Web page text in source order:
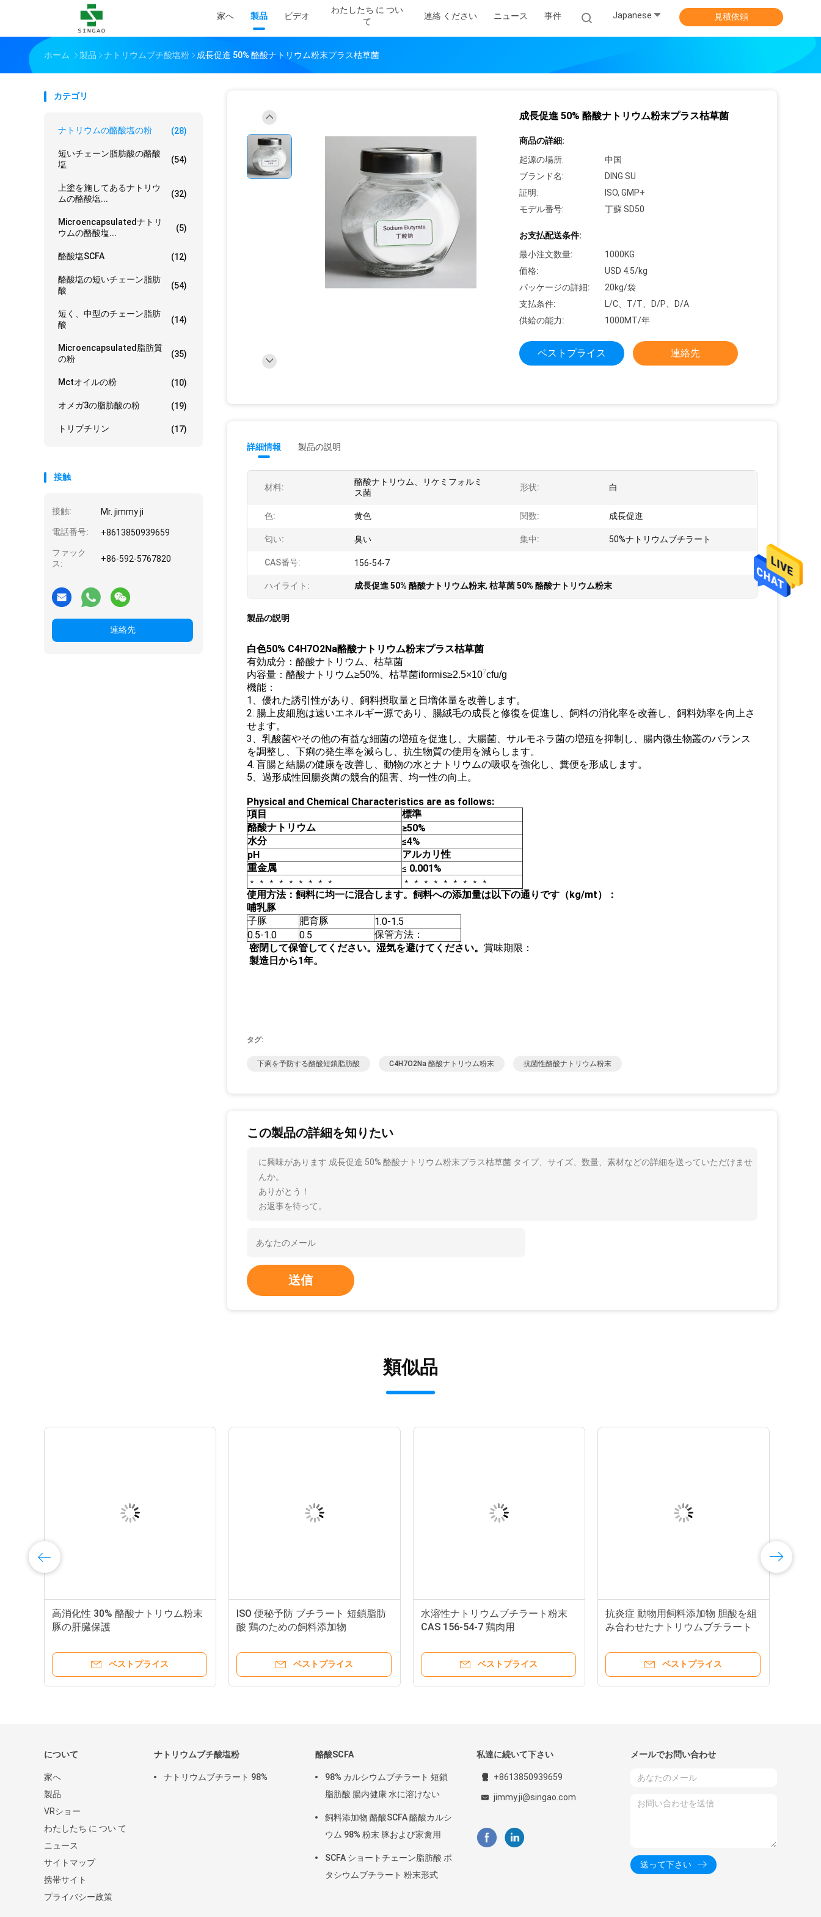
家へ 製品 ビデオ
わたしたち に つい
て
連絡 ください ニュース 事件 Japanese 見積依頼
ホーム 製品 ナトリウムブチ酸塩粉 成長促進 50% 酪酸ナトリウム粉末プラス枯草菌
カテゴリ
ナトリウムの酪酸塩の粉 (28)
短いチェーン脂肪酸の酪酸
塩
(54)
上塗を施してあるナトリウ
ムの酪酸塩...
(32)
Microencapsulatedナトリ
ウムの酪酸塩...
(5)
酪酸塩SCFA (12)
酪酸塩の短いチェーン脂肪
酸
(54)
短く、中型のチェーン脂肪
酸
(14)
Microencapsulated脂肪質
の粉
(35)
Mctオイルの粉 (10)
オメガ3の脂肪酸の粉 (19)
トリブチリン (17)
接触
接触: Mr. jimmy ji
電話番号: +8613850939659
ファック
ス:
+86-592-5767820
連絡先
成長促進 50% 酪酸ナトリウム粉末プラス枯草菌
商品の詳細:
起源の場所:
中国
ブランド名:
DING SU
証明:
ISO, GMP+
モデル番号:
丁蘇 SD50
お支払配送条件:
最小注文数量:
1000KG
価格:
USD 4.5/kg
パッケージの詳細:
20kg/袋
支払条件:
L/C、T/T、D/P、D/A
供給の能力:
1000MT/年
ベストプライス 連絡先
詳細情報 製品の説明
材料:
酪酸ナトリウム、リケミフォルミ
ス菌
形状: 白
色: 黄色 関数: 成長促進
匂い: 臭い 集中: 50%ナトリウムブチラート
CAS番号: 156-54-7
ハイライト: 成長促進 50% 酪酸ナトリウム粉末, 枯草菌 50% 酪酸ナトリウム粉末
製品の説明
白色50% C4H7O2Na酪酸ナトリウム粉末プラス枯草菌
有効成分：酪酸ナトリウム、枯草菌
内容量：酪酸ナトリウム≥50%、枯草菌iformis≥2.5×107cfu/g
機能：
1、優れた誘引性があり、飼料摂取量と日増体量を改善します。
2. 腸上皮細胞は速いエネルギー源であり、腸絨毛の成長と修復を促進し、飼料の消化率を改善し、飼料効率を向上さ
せます。
3、乳酸菌やその他の有益な細菌の増殖を促進し、大腸菌、サルモネラ菌の増殖を抑制し、腸内微生物叢のバランス
を調整し、下痢の発生率を減らし、抗生物質の使用を減らします。
4. 盲腸と結腸の健康を改善し、動物の水とナトリウムの吸収を強化し、糞便を形成します。
5、過形成性回腸炎菌の競合的阻害、均一性の向上。
Physical and Chemical Characteristics are as follows:
項目
標準
酪酸ナトリウム
≥50%
水分
≤4%
pH
アルカリ性
重金属
≤ 0.001%
﹡﹡﹡﹡﹡﹡﹡﹡﹡
﹡﹡﹡﹡﹡﹡﹡﹡﹡
使用方法：飼料に均一に混合します。飼料への添加量は以下の通りです（kg/mt）：
哺乳豚
子豚
肥育豚
1.0-1.5
0.5-1.0
0.5
保管方法：
密閉して保管してください。湿気を避けてください。 賞味期限：
製造日から1年。
タグ:
下痢を予防する酪酸短鎖脂肪酸 C4H7O2Na 酪酸ナトリウム粉末 抗菌性酪酸ナトリウム粉末
この製品の詳細を知りたい
に興味があります 成長促進 50% 酪酸ナトリウム粉末プラス枯草菌 タイプ、サイズ、数量、素材などの詳細を送っていただけませ
んか。
ありがとう！
お返事を待って。
送信
類似品
高消化性 30% 酪酸ナトリウム粉末
豚の肝臓保護
ベストプライス
ISO 便秘予防 ブチラート 短鎖脂肪
酸 鶏のための飼料添加物
ベストプライス
水溶性ナトリウムブチラート粉末
CAS 156-54-7 鶏肉用
ベストプライス
抗炎症 動物用飼料添加物 胆酸を組
み合わせたナトリウムブチラート
ベストプライス
について
家へ
製品
VRショー
わたしたち に つい て
ニュース
サイトマップ
携帯サイト
プライバシー政策
ナトリウムブチ酸塩粉
ナトリウムブチラート 98%
酪酸SCFA
98% カルシウムブチラート 短鎖
脂肪酸 腸内健康 水に溶けない
飼料添加物 酪酸SCFA 酪酸カルシ
ウム 98% 粉末 豚および家禽用
SCFA ショートチェーン脂肪酸 ポ
タシウムブチラート 粉末形式
私達に続いて下さい
+8613850939659
jimmy.ji@singao.com
メールでお問い合わせ
送って下さい